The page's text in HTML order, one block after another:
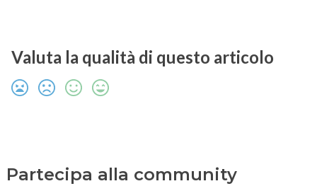
Valuta la qualità di questo articolo
Partecipa alla community